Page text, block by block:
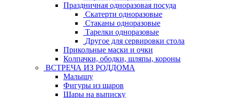
Праздничная одноразовая посуда
Скатерти одноразовые
Стаканы одноразовые
Тарелки одноразовые
Другое для сервировки стола
Прикольные маски и очки
Колпачки, ободки, шляпы, короны
ВСТРЕЧА ИЗ РОДДОМА
Малышу
Фигуры из шаров
Шары на выписку